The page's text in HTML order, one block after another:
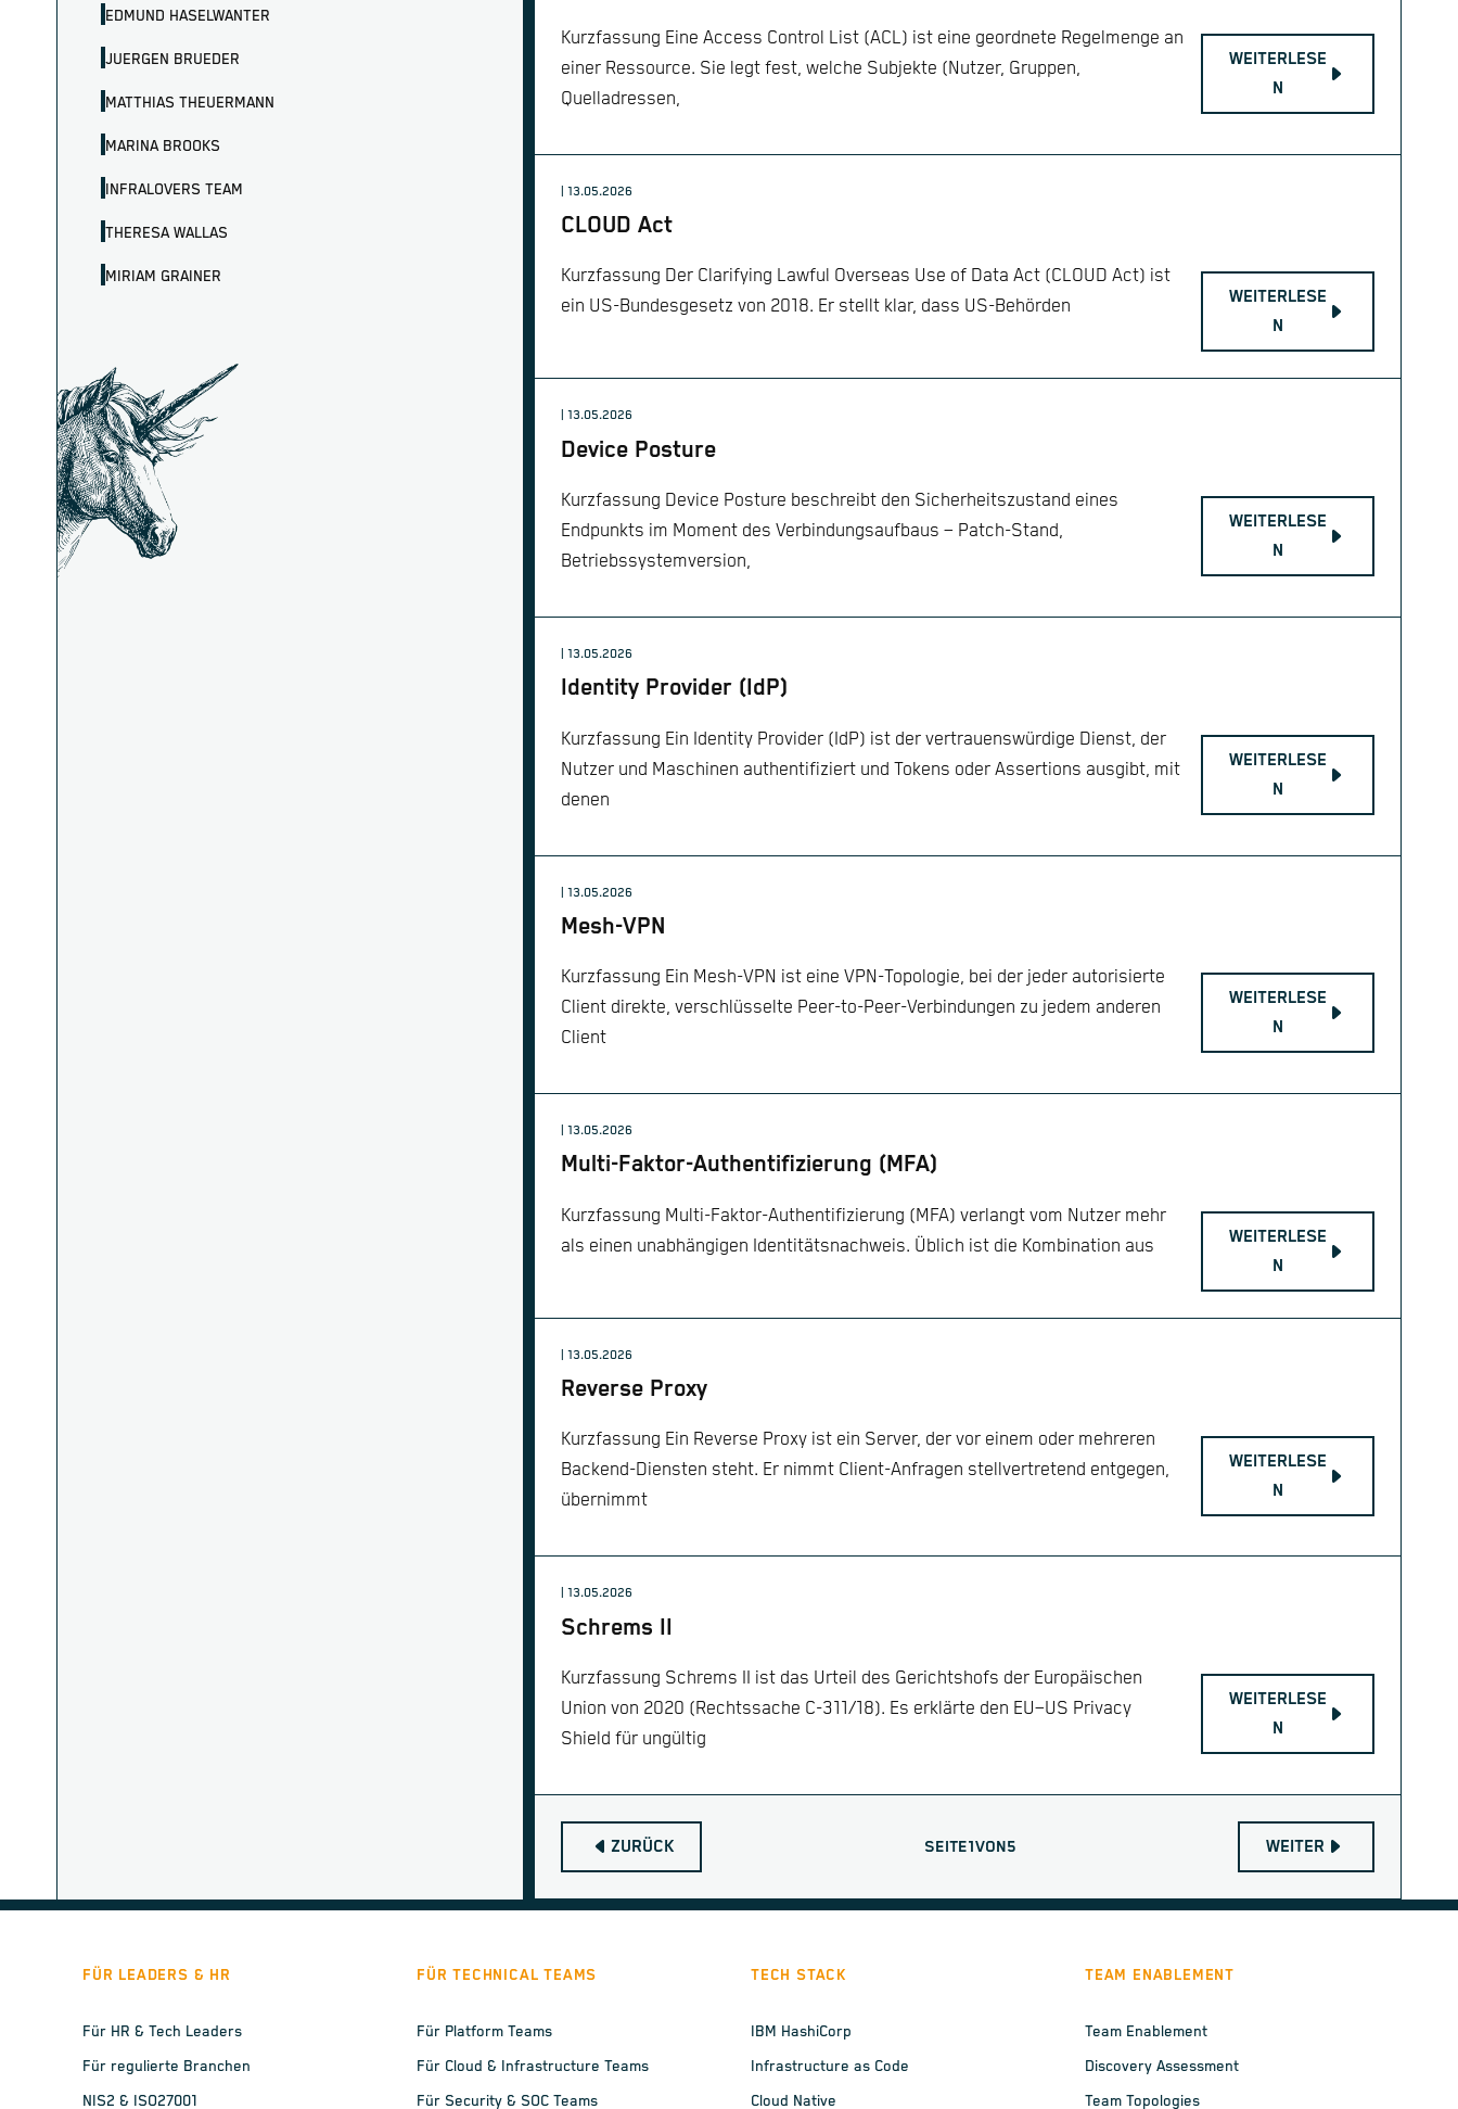
EDMUND HASELWANTER
JUERGEN BRUEDER
MATTHIAS THEUERMANN
MARINA BROOKS
INFRALOVERS TEAM
THERESA WALLAS
MIRIAM GRAINER
Kurzfassung Eine Access Control List (ACL) ist eine geordnete Regelmenge an
einer Ressource. Sie legt fest, welche Subjekte (Nutzer, Gruppen,
Quelladressen,
WEITERLESE
N
| 13.05.2026
CLOUD Act
Kurzfassung Der Clarifying Lawful Overseas Use of Data Act (CLOUD Act) ist
ein US-Bundesgesetz von 2018. Er stellt klar, dass US-Behörden
WEITERLESE
N
| 13.05.2026
Device Posture
Kurzfassung Device Posture beschreibt den Sicherheitszustand eines
Endpunkts im Moment des Verbindungsaufbaus – Patch-Stand,
Betriebssystemversion,
WEITERLESE
N
| 13.05.2026
Identity Provider (IdP)
Kurzfassung Ein Identity Provider (IdP) ist der vertrauenswürdige Dienst, der
Nutzer und Maschinen authentifiziert und Tokens oder Assertions ausgibt, mit
denen
WEITERLESE
N
| 13.05.2026
Mesh-VPN
Kurzfassung Ein Mesh-VPN ist eine VPN-Topologie, bei der jeder autorisierte
Client direkte, verschlüsselte Peer-to-Peer-Verbindungen zu jedem anderen
Client
WEITERLESE
N
| 13.05.2026
Multi-Faktor-Authentifizierung (MFA)
Kurzfassung Multi-Faktor-Authentifizierung (MFA) verlangt vom Nutzer mehr
als einen unabhängigen Identitätsnachweis. Üblich ist die Kombination aus
WEITERLESE
N
| 13.05.2026
Reverse Proxy
Kurzfassung Ein Reverse Proxy ist ein Server, der vor einem oder mehreren
Backend-Diensten steht. Er nimmt Client-Anfragen stellvertretend entgegen,
übernimmt
WEITERLESE
N
| 13.05.2026
Schrems II
Kurzfassung Schrems II ist das Urteil des Gerichtshofs der Europäischen
Union von 2020 (Rechtssache C-311/18). Es erklärte den EU–US Privacy
Shield für ungültig
WEITERLESE
N
ZURÜCK SEITE1VON5 WEITER
FÜR LEADERS & HR
Für HR & Tech Leaders
Für regulierte Branchen
NIS2 & ISO27001
FÜR TECHNICAL TEAMS
Für Platform Teams
Für Cloud & Infrastructure Teams
Für Security & SOC Teams
TECH STACK
IBM HashiCorp
Infrastructure as Code
Cloud Native
TEAM ENABLEMENT
Team Enablement
Discovery Assessment
Team Topologies